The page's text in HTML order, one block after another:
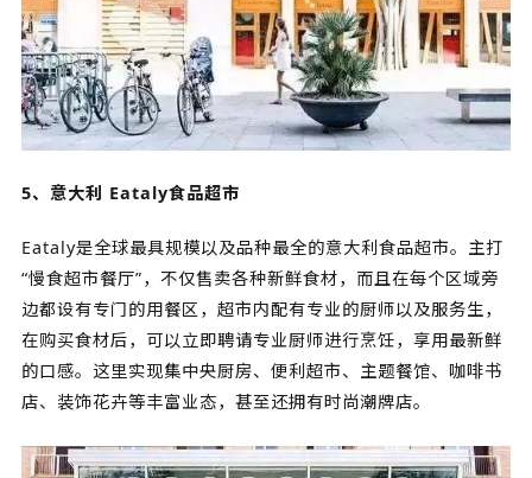
5、意大利 Eataly食品超市
Eataly是全球最具规模以及品种最全的意大利食品超市。主打
“慢食超市餐厅”，不仅售卖各种新鲜食材，而且在每个区域旁
边都设有专门的用餐区，超市内配有专业的厨师以及服务生，
在购买食材后，可以立即聘请专业厨师进行烹饪，享用最新鲜
的口感。这里实现集中央厨房、便利超市、主题餐馆、咖啡书
店、装饰花卉等丰富业态，甚至还拥有时尚潮牌店。